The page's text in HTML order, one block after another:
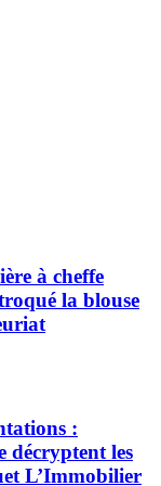
à cheffe
la blouse
:
décryptent les
L’Immobilier